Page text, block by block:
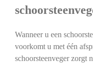
Wanneer u een
voorkomt u met één
schoorsteenveger zorgt